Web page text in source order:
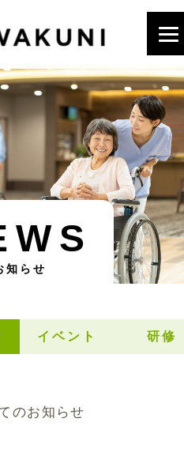
知らせ
イベント 研修
のお知らせ